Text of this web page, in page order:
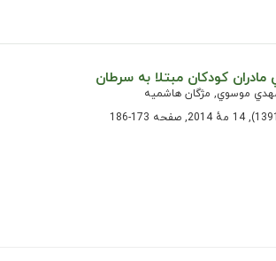
كودكان مبتلا به سرطان
موسوي, مژگان هاشميه